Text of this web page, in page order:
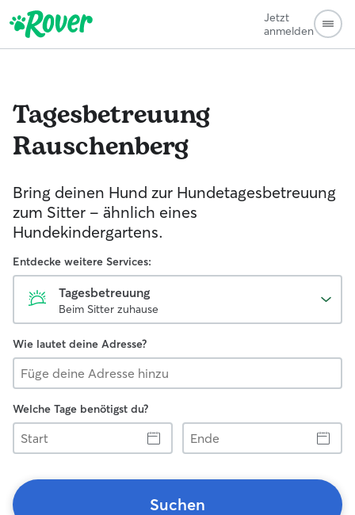
Jetzt
anmelden
Tagesbetreuung
Rauschenberg
Bring deinen Hund zur Hundetagesbetreuung
zum Sitter - ähnlich eines
Hundekindergartens.
Entdecke weitere Services:
Tagesbetreuung
Beim Sitter zuhause
Wie lautet deine Adresse?
Welche Tage benötigst du?
Start
Ende
Suchen